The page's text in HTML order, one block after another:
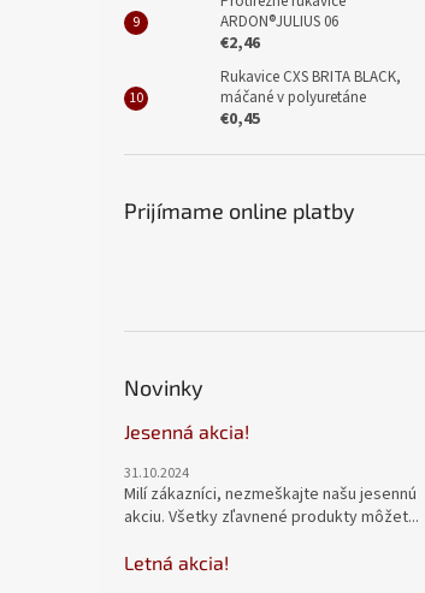
ARDON®JULIUS 06
€2,46
Rukavice CXS BRITA BLACK,
máčané v polyuretáne
€0,45
Prijímame online platby
Novinky
Jesenná akcia!
31.10.2024
Milí zákazníci, nezmeškajte našu jesennú
akciu. Všetky zľavnené produkty môžet...
Letná akcia!